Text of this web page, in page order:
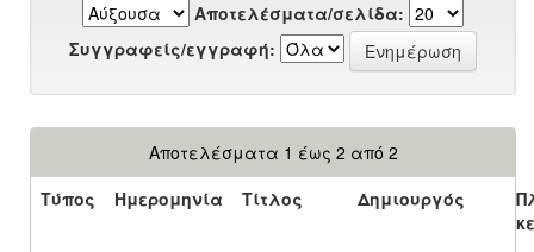
Αποτελέσματα/σελίδα:
Συγγραφείς/εγγραφή:
Αποτελέσματα 1 έως 2 από 2
Τύπος
Ημερομηνία Τίτλος Δημιουργός